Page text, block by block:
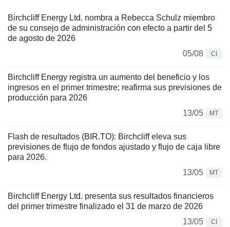
Birchcliff Energy Ltd. nombra a Rebecca Schulz miembro
de su consejo de administración con efecto a partir del 5
de agosto de 2026
05/08
CI
Birchcliff Energy registra un aumento del beneficio y los
ingresos en el primer trimestre; reafirma sus previsiones de
producción para 2026
13/05
MT
Flash de resultados (BIR.TO): Birchcliff eleva sus
previsiones de flujo de fondos ajustado y flujo de caja libre
para 2026.
13/05
MT
Birchcliff Energy Ltd. presenta sus resultados financieros
del primer trimestre finalizado el 31 de marzo de 2026
13/05
CI